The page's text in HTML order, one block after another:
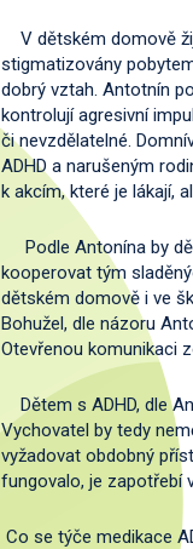
V dětském domově
stigmatizovány
dobrý vztah. Antotnín
kontrolují agresivní
či nevzdělatelné.
ADHD a narušeným
k akcím, které je
Podle Antonína by
kooperovat tým
dětském domově i ve
Bohužel, dle názoru
Otevřenou komunikaci
Dětem s ADHD, dle
Vychovatel by tedy
vyžadovat obdobný
fungovalo, je zapotřebí
Co se týče medikace